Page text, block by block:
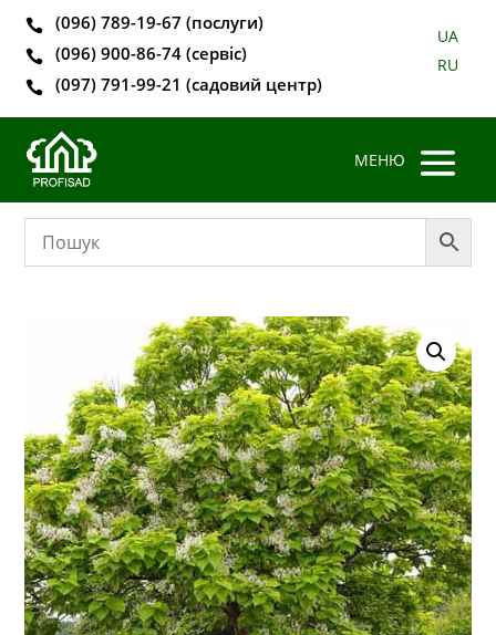
 (096) 789-19-67 (послуги)
 (096) 900-86-74 (сервіс)
 (097) 791-99-21 (садовий центр)
UA
RU